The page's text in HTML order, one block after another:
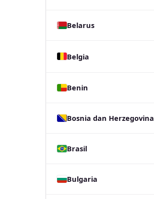
Belarus
Belgia
Benin
Bosnia dan Herzegovina
Brasil
Bulgaria